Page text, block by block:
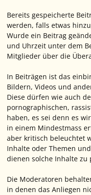
Bereits gespeicherte
werden, falls etwas
Wurde ein Beitrag
und Uhrzeit unter dem
Mitglieder über die
In Beiträgen ist das
Bildern, Videos und
Diese dürfen wie auch
pornographischen,
haben, es sei denn es
in einem Mindestmass
aber kritisch beleuchtet
Inhalte oder Themen
dienen solche Inhalte
Die Moderatoren
in denen das Anliegen